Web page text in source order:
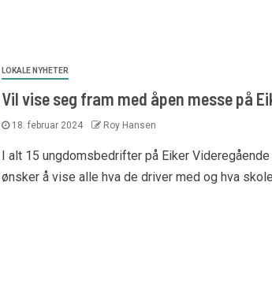
LOKALE NYHETER
Vil vise seg fram med åpen messe på
18. februar 2024 Roy Hansen
I alt 15 ungdomsbedrifter på Eiker
ønsker å vise alle hva de driver med og hva